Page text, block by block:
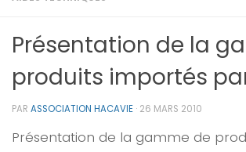
Présentation de la
produits importés par
PAR ASSOCIATION HACAVIE · 26 MARS 2010
Présentation de la gamme de